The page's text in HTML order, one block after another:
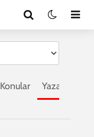
Konular Yazarlar